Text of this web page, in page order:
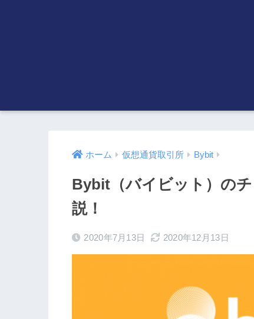
ホーム 仮想通貨取引所 Bybit
Bybit（バイビット）の
説！
2020年7月13日 2020年12月13日